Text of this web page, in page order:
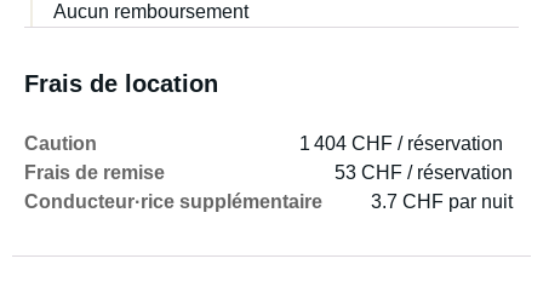
Aucun remboursement
Frais de location
Caution
1 404 CHF / réservation
Frais de remise
53 CHF / réservation
Conducteur·rice supplémentaire
3.7 CHF par nuit